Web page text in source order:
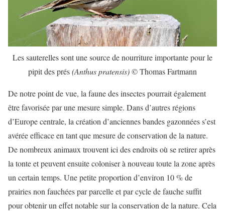
Les sauterelles sont une source de nourriture importante pour le
pipit des prés(Anthus pratensis)© Thomas Fartmann
De notre point de vue, la faune des insectes pourrait également
être favorisée par une mesure simple. Dans d’autres régions
d’Europe centrale, la création d’anciennes bandes gazonnées s’est
avérée efficace en tant que mesure de conservation de la nature.
De nombreux animaux trouvent ici des endroits où se retirer après
la tonte et peuvent ensuite coloniser à nouveau toute la zone après
un certain temps. Une petite proportion d’environ 10 % de
prairies non fauchées par parcelle et par cycle de fauche suffit
pour obtenir un effet notable sur la conservation de la nature. Cela